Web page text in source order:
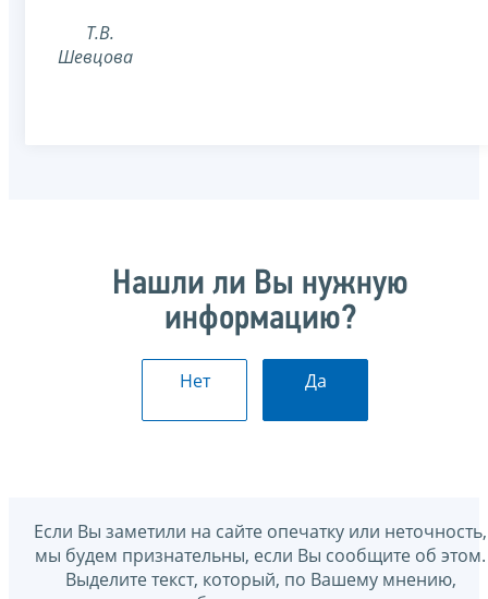
Т.В.
Шевцова
Нашли ли Вы нужную
информацию?
Нет Да
Если Вы заметили на сайте опечатку или неточность,
мы будем признательны, если Вы сообщите об этом.
Выделите текст, который, по Вашему мнению,